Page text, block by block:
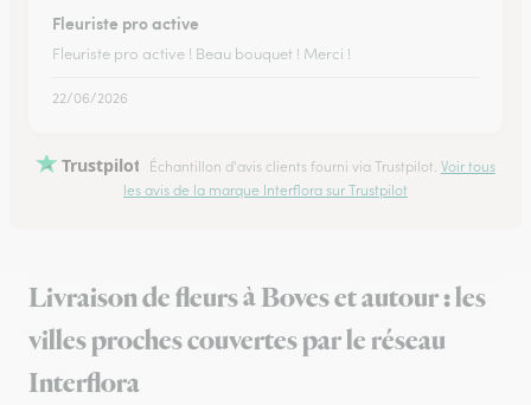
Fleuriste pro active
Fleuriste pro active ! Beau bouquet ! Merci !
22/06/2026
Trustpilot Échantillon d'avis clients fourni via Trustpilot. Voir tous
les avis de la marque Interflora sur Trustpilot
Livraison de fleurs à Boves et autour : les
villes proches couvertes par le réseau
Interflora